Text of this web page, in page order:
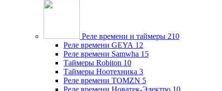
Реле времени и таймеры 210
Реле времени GEYA 12
Реле времени Samwha 15
Таймеры Robiton 10
Таймеры Ноотехника 3
Реле времени TOMZN 5